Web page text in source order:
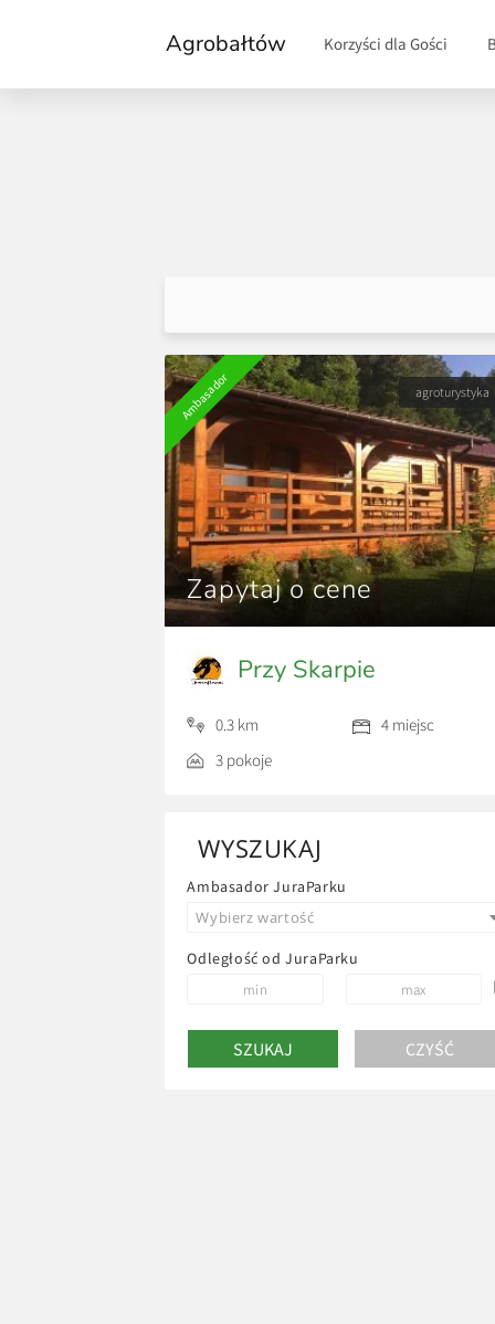
Agrobałtów Korzyści dla Gości
Ambasador agroturystyka
Zapytaj o cene
Przy Skarpie
0.3 km
4 miejsc
3 pokoje
WYSZUKAJ
Ambasador JuraParku
Wybierz wartość
Odległość od JuraParku